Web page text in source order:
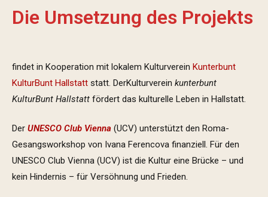
Die Umsetzung des Projekts
findet in Kooperation mit lokalem Kulturverein Kunterbunt
KulturBunt Hallstatt statt. DerKulturverein kunterbunt
KulturBunt Hallstatt fördert das kulturelle Leben in Hallstatt.
Der UNESCO Club Vienna (UCV) unterstützt den Roma-
Gesangsworkshop von Ivana Ferencova finanziell. Für den
UNESCO Club Vienna (UCV) ist die Kultur eine Brücke – und
kein Hindernis – für Versöhnung und Frieden.